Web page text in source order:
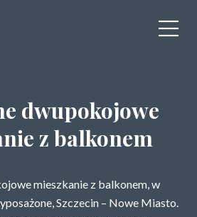
SPRZEDAŻ
dwupokojowe
z balkonem
mieszkanie z balkonem, w
Szczecin – Nowe Miasto.